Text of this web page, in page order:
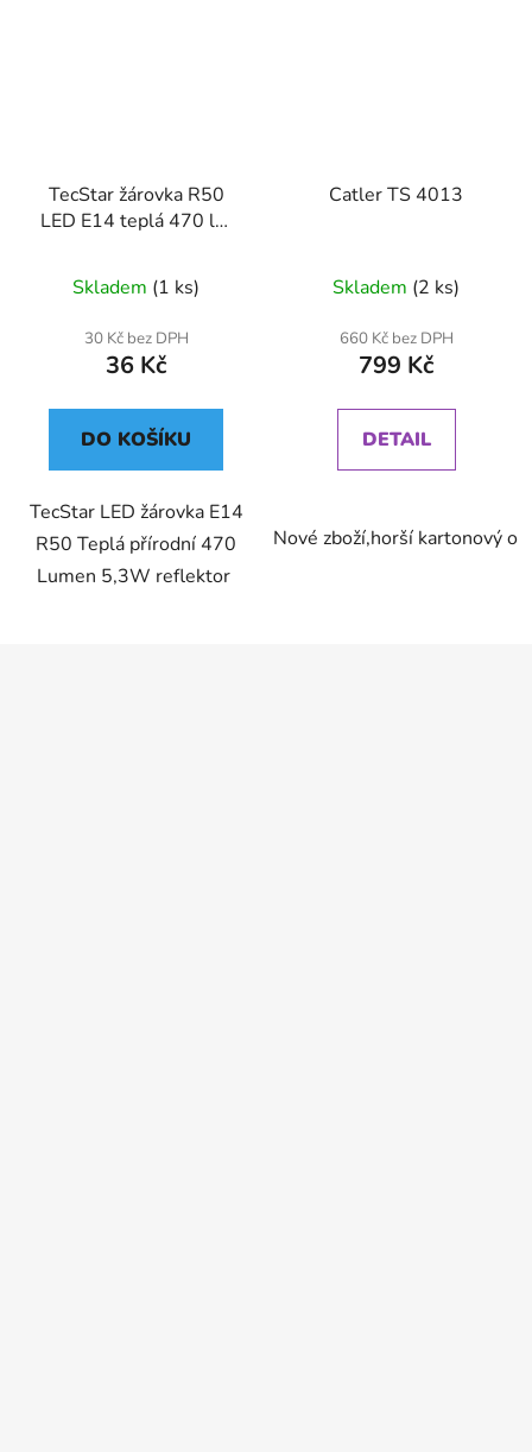
TecStar žárovka R50
LED E14 teplá 470 lm
Skladem (1 ks)
30 Kč bez DPH
36 Kč
DO KOŠÍKU
TecStar LED žárovka E14
R50 Teplá přírodní 470
Lumen 5,3W reflektor
Catler TS 4013
Skladem (2 ks)
660 Kč bez DPH
799 Kč
DETAIL
Nové zboží,horší kartonový